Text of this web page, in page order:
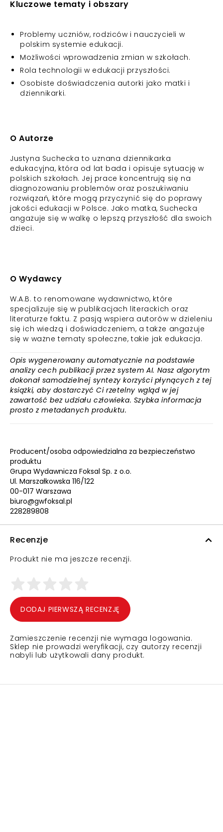
Kluczowe tematy i obszary
Problemy uczniów, rodziców i nauczycieli w
polskim systemie edukacji.
Możliwości wprowadzenia zmian w szkołach.
Rola technologii w edukacji przyszłości.
Osobiste doświadczenia autorki jako matki i
dziennikarki.
O Autorze
Justyna Suchecka to uznana dziennikarka
edukacyjna, która od lat bada i opisuje sytuację w
polskich szkołach. Jej prace koncentrują się na
diagnozowaniu problemów oraz poszukiwaniu
rozwiązań, które mogą przyczynić się do poprawy
jakości edukacji w Polsce. Jako matka, Suchecka
angażuje się w walkę o lepszą przyszłość dla swoich
dzieci.
O Wydawcy
W.A.B. to renomowane wydawnictwo, które
specjalizuje się w publikacjach literackich oraz
literaturze faktu. Z pasją wspiera autorów w dzieleniu
się ich wiedzą i doświadczeniem, a także angażuje
się w ważne tematy społeczne, takie jak edukacja.
Opis wygenerowany automatycznie na podstawie
analizy cech publikacji przez system AI. Nasz algorytm
dokonał samodzielnej syntezy korzyści płynących z tej
książki, aby dostarczyć Ci rzetelny wgląd w jej
zawartość bez udziału człowieka. Szybka informacja
prosto z metadanych produktu.
Producent/osoba odpowiedzialna za bezpieczeństwo
produktu
Grupa Wydawnicza Foksal Sp. z o.o.
Ul. Marszałkowska 116/122
00-017 Warszawa
biuro@gwfoksal.pl
228289808
Recenzje
Produkt nie ma jeszcze recenzji.
DODAJ PIERWSZĄ RECENZJĘ
Zamieszczenie recenzji nie wymaga logowania.
Sklep nie prowadzi weryfikacji, czy autorzy recenzji
nabyli lub użytkowali dany produkt.